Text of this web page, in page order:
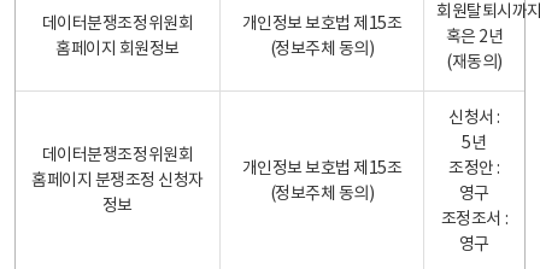
데이터분쟁조정위원회
홈페이지 회원정보
개인정보 보호법 제15조
(정보주체 동의)
회원탈퇴시까
혹은 2년
(재동의)
데이터분쟁조정위원회
홈페이지 분쟁조정 신청자
정보
개인정보 보호법 제15조
(정보주체 동의)
신청서 :
5년
조정안 :
영구
조정조서 :
영구